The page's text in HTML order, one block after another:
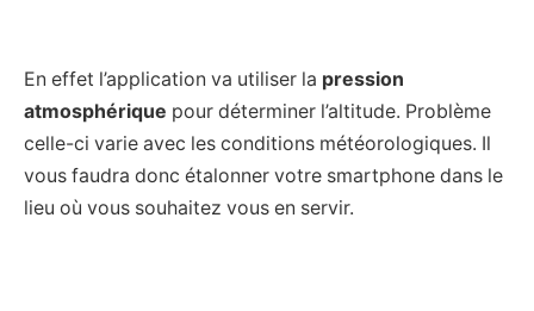
En effet l’application va utiliser la pression
atmosphérique pour déterminer l’altitude. Problème
celle-ci varie avec les conditions météorologiques. Il
vous faudra donc étalonner votre smartphone dans le
lieu où vous souhaitez vous en servir.